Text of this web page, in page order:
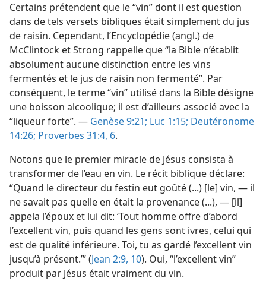
Certains prétendent que le “vin” dont il est question
dans de tels versets bibliques était simplement du jus
de raisin. Cependant, l’Encyclopédie (angl.) de
McClintock et Strong rappelle que “la Bible n’établit
absolument aucune distinction entre les vins
fermentés et le jus de raisin non fermenté”. Par
conséquent, le terme “vin” utilisé dans la Bible désigne
une boisson alcoolique; il est d’ailleurs associé avec la
“liqueur forte”. — Genèse 9:21; Luc 1:15; Deutéronome
14:26; Proverbes 31:4, 6.
Notons que le premier miracle de Jésus consista à
transformer de l’eau en vin. Le récit biblique déclare:
“Quand le directeur du festin eut goûté (...) [le] vin, — il
ne savait pas quelle en était la provenance (...), — [il]
appela l’époux et lui dit: ‘Tout homme offre d’abord
l’excellent vin, puis quand les gens sont ivres, celui qui
est de qualité inférieure. Toi, tu as gardé l’excellent vin
jusqu’à présent.’” (Jean 2:9, 10). Oui, “l’excellent vin”
produit par Jésus était vraiment du vin.